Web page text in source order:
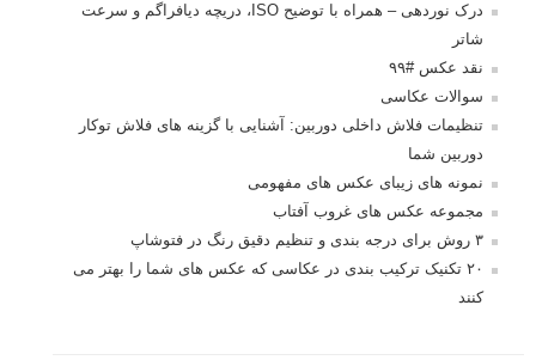
درک نوردهی – همراه با توضیح ISO، دریچه دیافراگم و سرعت
شاتر
نقد عکس #۹۹
سوالات عکاسی
تنظیمات فلاش داخلی دوربین: آشنایی با گزینه های فلاش توکار
دوربین شما
نمونه های زیبای عکس های مفهومی
مجموعه عکس های غروب آفتاب
۳ روش برای درجه بندی و تنظیم دقیق رنگ در فتوشاپ
۲۰ تکنیک ترکیب بندی در عکاسی که عکس های شما را بهتر می
کنند